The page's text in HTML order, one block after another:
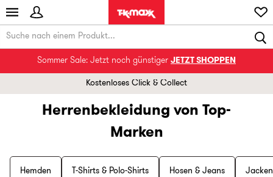
Sommer Sale: Jetzt noch günstiger JETZT SHOPPEN
Kostenloses Click & Collect
Herrenbekleidung von Top-
Marken
Hemden T-Shirts & Polo-Shirts Hosen & Jeans